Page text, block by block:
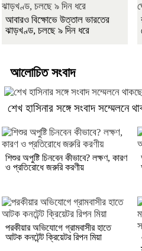
আবারও বিক্ষোভে উত্তাল ভারতের
ঝাড়খণ্ড, চলছে ৯ দিন ধরে
আলোচিত সংবাদ
শেখ হাসিনার সঙ্গে সংবাদ সম্মেলনে
শিশুর অপুষ্টি চিনবেন কীভাবে? লক্ষণ, কারণ
ও প্রতিরোধে জরুরি করণীয়
পরকীয়ার অভিযোগে গ্রামবাসীর হাতে
আটক কনটেন্ট ক্রিয়েটর রিপন মিয়া